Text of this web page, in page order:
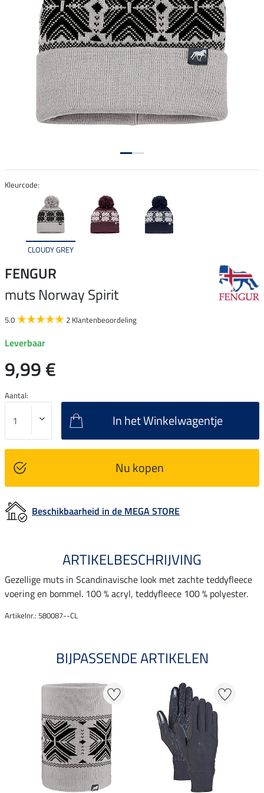
Kleurcode:
CLOUDY GREY
FENGUR
muts Norway Spirit
5.0 2 Klantenbeoordeling
Leverbaar
9,99 €
Aantal:
In het Winkelwagentje
Nu kopen
Beschikbaarheid in de MEGA STORE
ARTIKELBESCHRIJVING
Gezellige muts in Scandinavische look met zachte teddyfleece
voering en bommel. 100 % acryl, teddyfleece 100 % polyester.
Artikelnr.: 580087--CL
BIJPASSENDE ARTIKELEN